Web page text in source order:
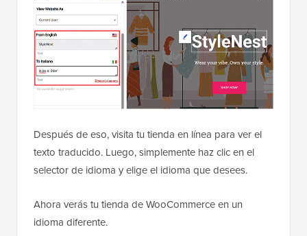
Después de eso, visita tu tienda en línea para ver el
texto traducido. Luego, simplemente haz clic en el
selector de idioma y elige el idioma que desees.
Ahora verás tu tienda de WooCommerce en un
idioma diferente.